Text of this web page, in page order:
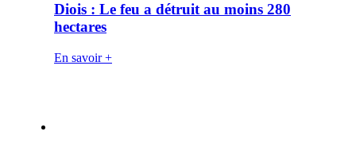
Diois : Le feu a détruit au moins 280
hectares
En savoir +